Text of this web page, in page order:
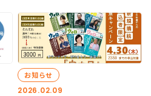
2026.02.09
お知らせ